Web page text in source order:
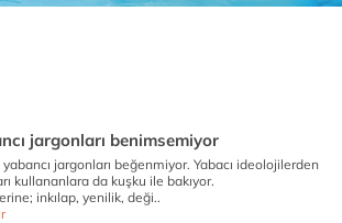
jargonları benimsemiyor
jargonları beğenmiyor. Yabacı ideolojilerden
kullananlara da kuşku ile bakıyor.
inkılap, yenilik, deği..